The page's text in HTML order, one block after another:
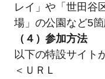
レイ」や「世田谷
場」の公園など5
（４）参加方法
以下の特設サイト
＜ＵＲＬ